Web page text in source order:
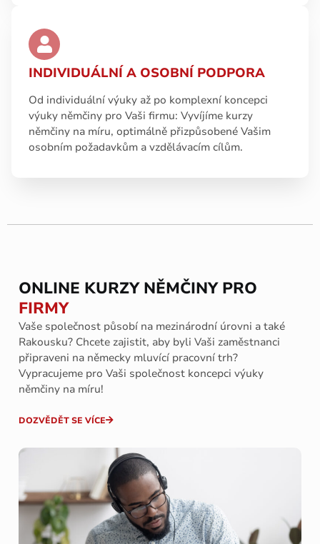
INDIVIDUÁLNÍ A OSOBNÍ PODPORA
Od individuální výuky až po komplexní koncepci
výuky němčiny pro Vaši firmu: Vyvíjíme kurzy
němčiny na míru, optimálně přizpůsobené Vašim
osobním požadavkům a vzdělávacím cílům.
ONLINE KURZY NĚMČINY PRO
FIRMY
Vaše společnost působí na mezinárodní úrovni a také
Rakousku? Chcete zajistit, aby byli Vaši zaměstnanci
připraveni na německy mluvící pracovní trh?
Vypracujeme pro Vaši společnost koncepci výuky
němčiny na míru!
DOZVĚDĚT SE VÍCE